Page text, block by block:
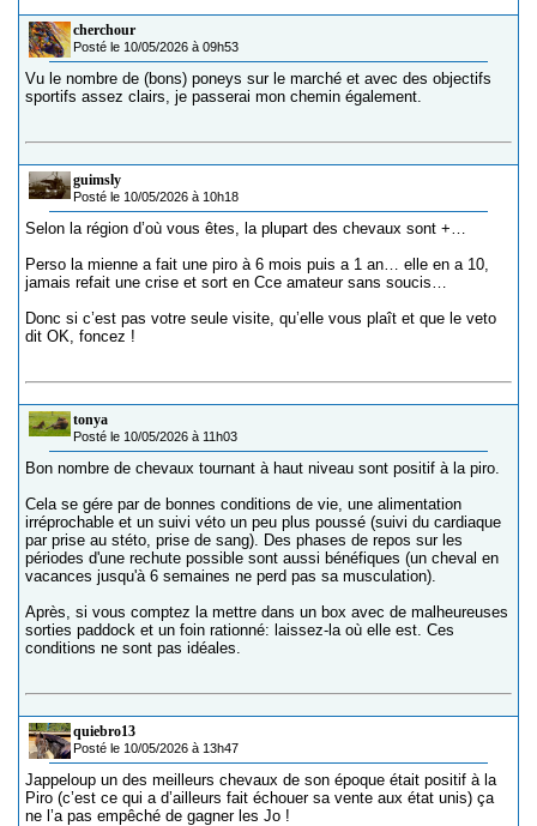
cherchour
Posté le 10/05/2026 à 09h53
Vu le nombre de (bons) poneys sur le marché et avec des objectifs
sportifs assez clairs, je passerai mon chemin également.
guimsly
Posté le 10/05/2026 à 10h18
Selon la région d’où vous êtes, la plupart des chevaux sont +…
Perso la mienne a fait une piro à 6 mois puis a 1 an… elle en a 10,
jamais refait une crise et sort en Cce amateur sans soucis…
Donc si c’est pas votre seule visite, qu’elle vous plaît et que le veto
dit OK, foncez !
tonya
Posté le 10/05/2026 à 11h03
Bon nombre de chevaux tournant à haut niveau sont positif à la piro.
Cela se gére par de bonnes conditions de vie, une alimentation
irréprochable et un suivi véto un peu plus poussé (suivi du cardiaque
par prise au stéto, prise de sang). Des phases de repos sur les
périodes d'une rechute possible sont aussi bénéfiques (un cheval en
vacances jusqu'à 6 semaines ne perd pas sa musculation).
Après, si vous comptez la mettre dans un box avec de malheureuses
sorties paddock et un foin rationné: laissez-la où elle est. Ces
conditions ne sont pas idéales.
quiebro13
Posté le 10/05/2026 à 13h47
Jappeloup un des meilleurs chevaux de son époque était positif à la
Piro (c’est ce qui a d’ailleurs fait échouer sa vente aux état unis) ça
ne l’a pas empêché de gagner les Jo !